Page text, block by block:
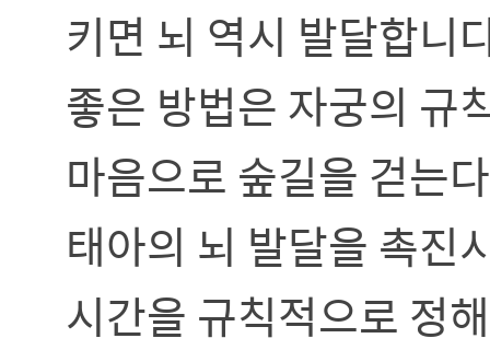
키면 뇌 역시 발달합니
좋은 방법은 자궁의 규
마음으로 숲길을 걷는
태아의 뇌 발달을 촉진
시간을 규칙적으로 정